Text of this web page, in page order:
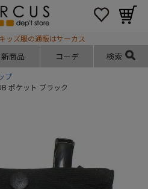
ッズ服の通販はサーカス
新商品 コーデ 検索
プ
ポケット ブラック